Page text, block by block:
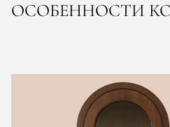
ОСОБЕННОСТИ